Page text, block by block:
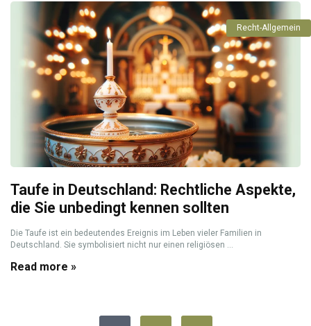
Recht-Allgemein
Taufe in Deutschland: Rechtliche Aspekte,
die Sie unbedingt kennen sollten
Die Taufe ist ein bedeutendes Ereignis im Leben vieler Familien in
Deutschland. Sie symbolisiert nicht nur einen religiösen ...
Read more »